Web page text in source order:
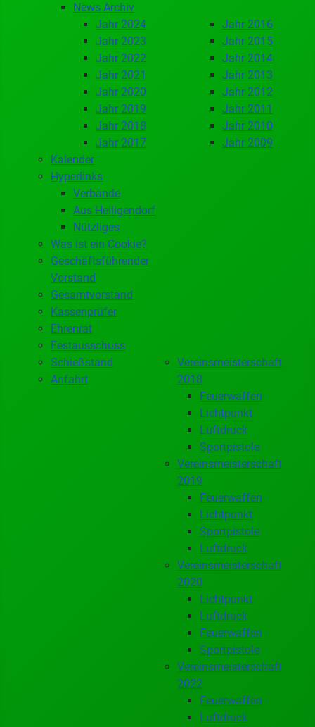
News Archiv
Jahr 2024
Jahr 2023
Jahr 2022
Jahr 2021
Jahr 2020
Jahr 2019
Jahr 2018
Jahr 2017
Jahr 2016
Jahr 2015
Jahr 2014
Jahr 2013
Jahr 2012
Jahr 2011
Jahr 2010
Jahr 2009
Kalender
Hyperlinks
Verbände
Aus Heiligendorf
Nützliges
Was ist ein Cookie?
Geschäftsführender
Vorstand
Gesamtvorstand
Kassenprüfer
Ehrenrat
Festausschuss
Schießstand
Anfahrt
Vereinsmeisterschaft
2018
Feuerwaffen
Lichtpunkt
Luftdruck
Sportpistole
Vereinsmeisterschaft
2019
Feuerwaffen
Lichtpunkt
Sportpistole
Luftdruck
Vereinsmeisterschaft
2020
Lichtpunkt
Luftdruck
Feuerwaffen
Sportpistole
Vereinsmeisterschaft
2022
Feuerwaffen
Luftdruck